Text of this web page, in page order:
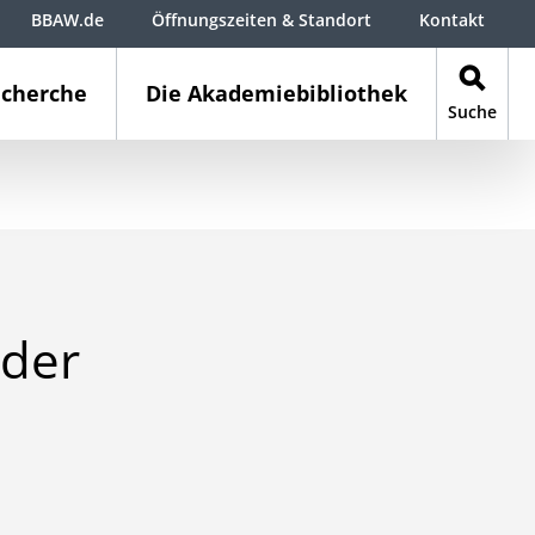
Die Akademiebibliothek
Suche
BBAW.de Öffnungszeiten & Standort Kontakt